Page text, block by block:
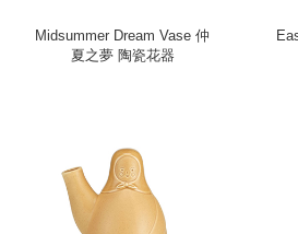
Midsummer Dream Vase 仲
夏之夢 陶瓷花器